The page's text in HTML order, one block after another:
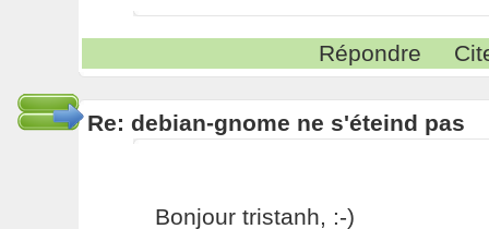
Répondre
Re: debian-gnome ne s'éteind pas
Bonjour tristanh, :-)